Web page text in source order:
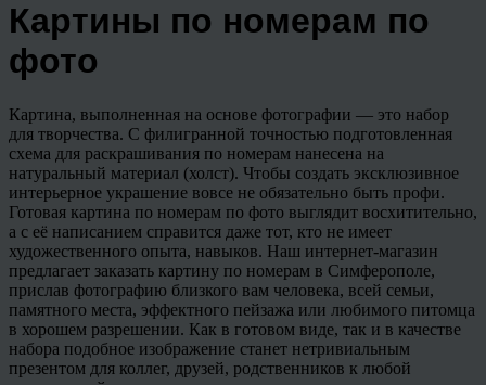
Картины по номерам по
фото
Картина, выполненная на основе фотографии — это набор
для творчества. С филигранной точностью подготовленная
схема для раскрашивания по номерам нанесена на
натуральный материал (холст). Чтобы создать эксклюзивное
интерьерное украшение вовсе не обязательно быть профи.
Готовая картина по номерам по фото выглядит восхитительно,
а с её написанием справится даже тот, кто не имеет
художественного опыта, навыков. Наш интернет-магазин
предлагает заказать картину по номерам в Симферополе,
прислав фотографию близкого вам человека, всей семьи,
памятного места, эффектного пейзажа или любимого питомца
в хорошем разрешении. Как в готовом виде, так и в качестве
набора подобное изображение станет нетривиальным
презентом для коллег, друзей, родственников к любой